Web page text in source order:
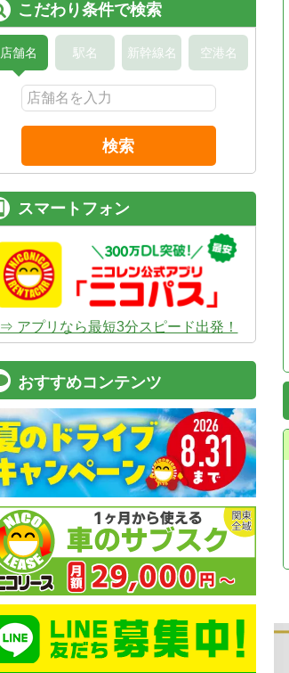
こだわり条件で検索
店舗名 駅名 新幹線名 空港名
検索
スマートフォン
⇒ アプリなら最短3分スピード出発！
おすすめコンテンツ